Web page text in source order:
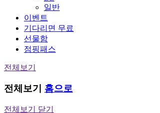
일반
이벤트
기다리면 무료
선물함
점핑패스
전체보기
전체보기 홈으로
전체보기 닫기